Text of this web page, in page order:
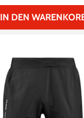
IN DEN